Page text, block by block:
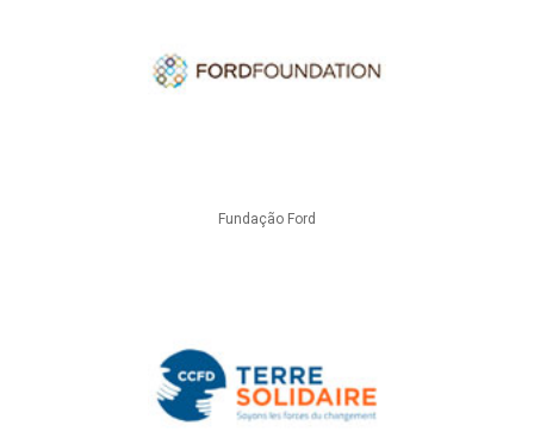
Fundação Ford